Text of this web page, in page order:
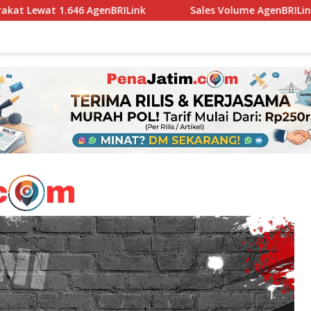
Sales Volume AgenBRILink BRI Malang Sutoyo